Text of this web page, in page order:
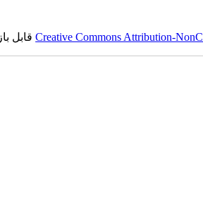
Creative Commons Attribution-قابل